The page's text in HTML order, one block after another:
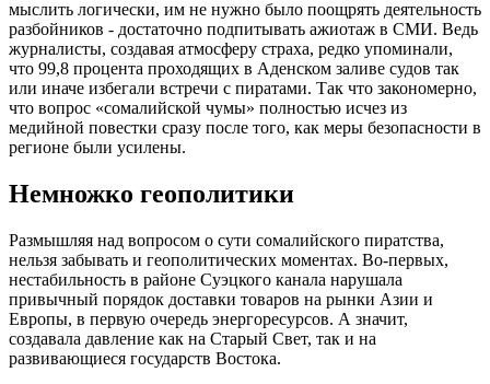
мыслить логически, им не нужно было поощрять деятельность
разбойников - достаточно подпитывать ажиотаж в СМИ. Ведь
журналисты, создавая атмосферу страха, редко упоминали,
что 99,8 процента проходящих в Аденском заливе судов так
или иначе избегали встречи с пиратами. Так что закономерно,
что вопрос «сомалийской чумы» полностью исчез из
медийной повестки сразу после того, как меры безопасности в
регионе были усилены.
Немножко геополитики
Размышляя над вопросом о сути сомалийского пиратства,
нельзя забывать и геополитических моментах. Во-первых,
нестабильность в районе Суэцкого канала нарушала
привычный порядок доставки товаров на рынки Азии и
Европы, в первую очередь энергоресурсов. А значит,
создавала давление как на Старый Свет, так и на
развивающиеся государств Востока.